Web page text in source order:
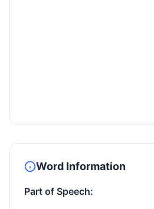
Word Information
Part of Speech: